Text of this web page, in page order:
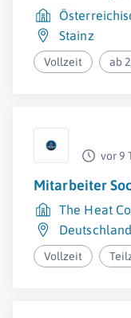
Stainz
Vollzeit ab
vor 9
Mitarbeiter
The Heat
Vollzeit